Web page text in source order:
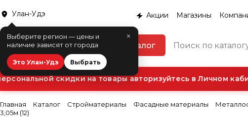
Улан-Удэ
×
Выберите регион — цены и
наличие зависят от города
Это Улан-Удэ Выбрать
Акции Магазины
Каталог
скидки на товары авторизуйтесь в Личном
Главная Каталог Стройматериалы Фасадные материалы
3,05м (12)